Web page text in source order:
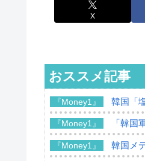
X
おススメ記事
『Money1』 韓国「
『Money1』 「韓国
『Money1』 韓国メ